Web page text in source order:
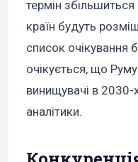
термін
країн будуть
список очікування
очікується, що
винищувачі в 2030-
аналітики.